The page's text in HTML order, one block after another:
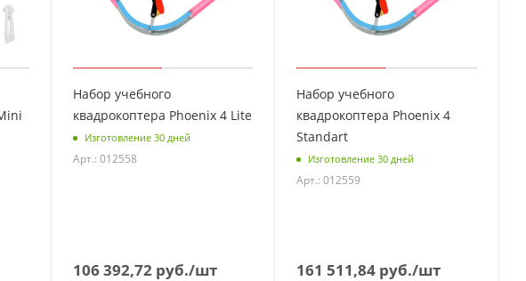
Набор учебного
квадрокоптера Phoenix 4 Lite
Изготовление 30 дней
Арт.: 012558
106 392,72руб./шт
Набор учебного
квадрокоптера Phoenix 4
Standart
Изготовление 30 дней
Арт.: 012559
161 511,84 руб./шт